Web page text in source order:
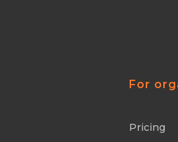
For
Pricing